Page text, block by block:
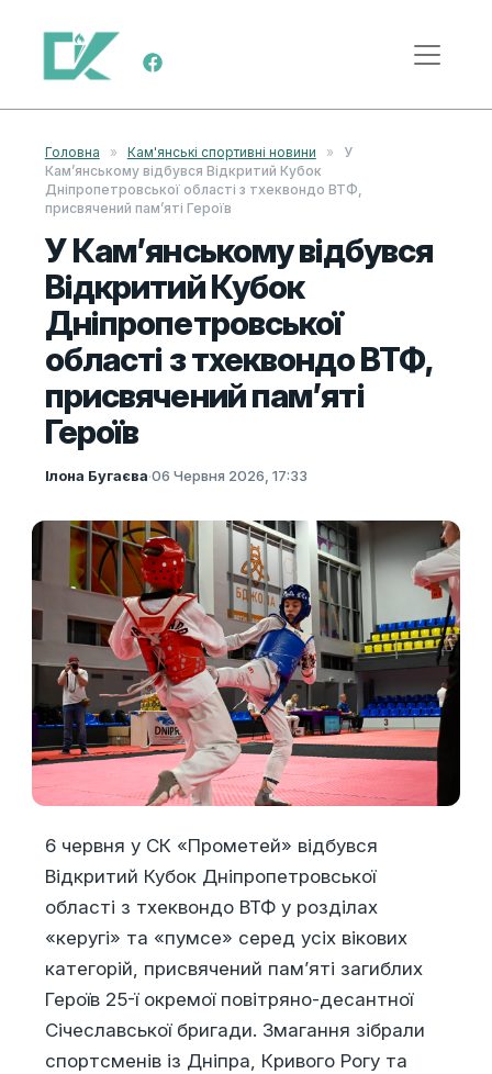
Skip to content
Main Navigation
Головна » Кам'янські спортивні новини »
У
Кам’янському відбувся Відкритий Кубок
Дніпропетровської області з тхеквондо ВТФ,
присвячений пам’яті Героїв
У Кам’янському відбувся
Відкритий Кубок
Дніпропетровської
області з тхеквондо ВТФ,
присвячений пам’яті
Героїв
Ілона Бугаєва·06 Червня 2026, 17:33
6 червня у СК «Прометей» відбувся
Відкритий Кубок Дніпропетровської
області з тхеквондо ВТФ у розділах
«керугі» та «пумсе» серед усіх вікових
категорій, присвячений пам’яті загиблих
Героїв 25-ї окремої повітряно-десантної
Січеславської бригади. Змагання зібрали
спортсменів із Дніпра, Кривого Рогу та